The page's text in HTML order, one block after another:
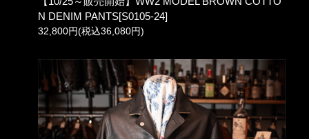
N DENIM PANTS[S0105-24]
32,800円(税込36,080円)